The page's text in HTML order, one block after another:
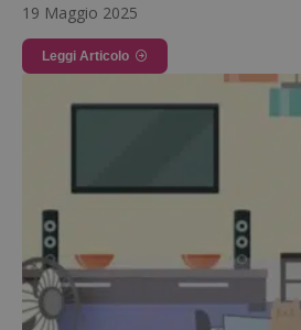
19 Maggio 2025
Leggi Articolo